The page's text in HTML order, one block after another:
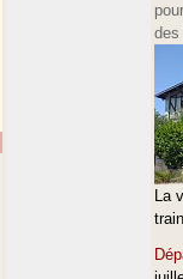
des
La